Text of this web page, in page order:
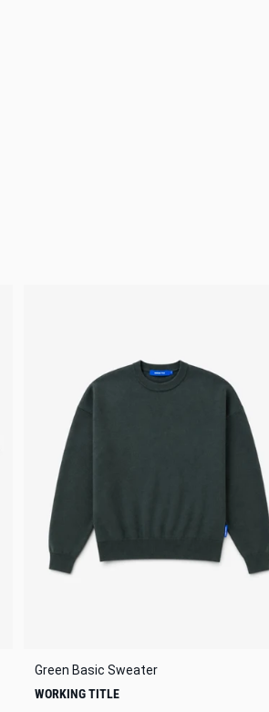
Green Basic Sweater
WORKING TITLE